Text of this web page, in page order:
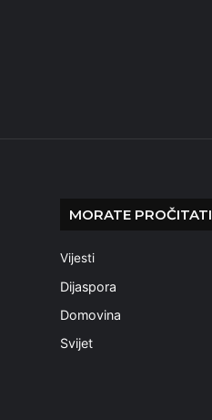
MORATE PROČITATI
Vijesti
Dijaspora
Domovina
Svijet